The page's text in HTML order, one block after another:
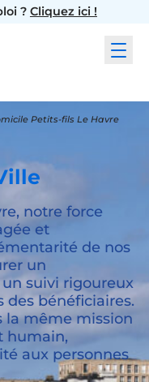
? Cliquez ici !
Petits-fils Le Havre
notre force
et
de nos
un
suivi rigoureux
des bénéficiaires.
la même mission
humain,
aux personnes